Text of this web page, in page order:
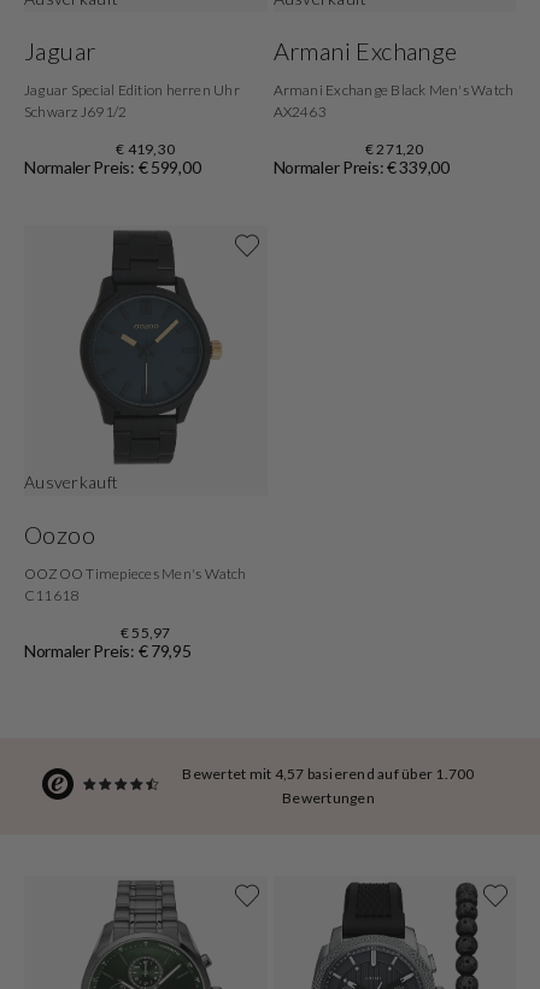
Bewertet mit 4,57 basierend auf über 1.700
Bewertungen
Jaguar
Jaguar Special Edition herren Uhr
Schwarz J691/2
€ 419,30
Normaler Preis: € 599,00
Armani Exchange
Armani Exchange Black Men's Watch
AX2463
€ 271,20
Normaler Preis: € 339,00
Ausverkauft
Oozoo
OOZOO Timepieces Men's Watch
C11618
€ 55,97
Normaler Preis: € 79,95